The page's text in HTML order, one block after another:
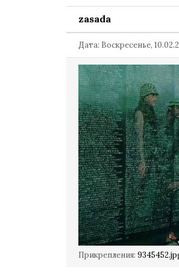
zasada
Дата: Воскресенье,
Прикрепления: